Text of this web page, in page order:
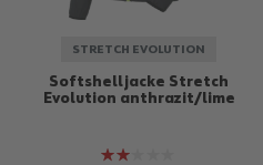
STRETCH EVOLUTION
Softshelljacke Stretch
Evolution anthrazit/lime
Bewertung: